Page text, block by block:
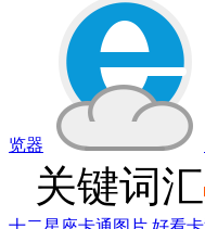
览器
关键词汇